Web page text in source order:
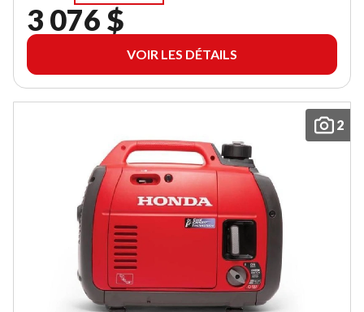
3 076 $
VOIR LES DÉTAILS
2